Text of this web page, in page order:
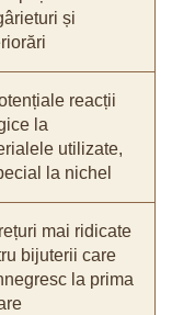
și
reacții
la
utilizate,
la nichel
mai ridicate
bijuterii care
la prima